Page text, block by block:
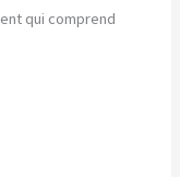
qui comprend